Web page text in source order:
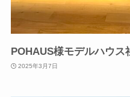
POHAUS様モデルハウス
2025年3月7日